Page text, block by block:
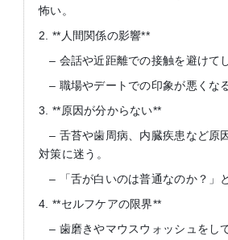
怖い。
2. **人間関係の影響**
– 会話や近距離での接触を避けて
– 職場やデートでの印象が悪くな
3. **原因が分からない**
– 舌苔や歯周病、内臓疾患など原
対策に迷う。
– 「舌が白いのは普通なのか？」
4. **セルフケアの限界**
– 歯磨きやマウスウォッシュをし